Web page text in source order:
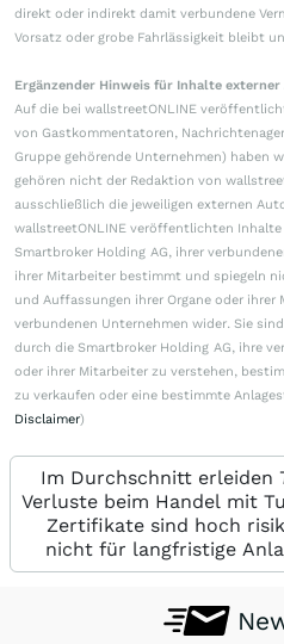
direkt oder indirekt damit verbundene
Vorsatz oder grobe Fahrlässigkeit bleibt
Ergänzender Hinweis für Inhalte
Auf die bei wallstreetONLINE
von Gastkommentatoren,
Gruppe gehörende Unternehmen) haben
gehören nicht der Redaktion von
ausschließlich die jeweiligen externen
wallstreetONLINE veröffentlichten
Smartbroker Holding AG, ihrer
ihrer Mitarbeiter bestimmt und spiegeln
und Auffassungen ihrer Organe oder ihrer
verbundenen Unternehmen wider. Sie
durch die Smartbroker Holding AG, ihre
oder ihrer Mitarbeiter zu verstehen,
zu verkaufen oder eine bestimmte
Disclaimer)
Im Durchschnitt erleiden
Verluste beim Handel mit
Zertifikate sind hoch
nicht für langfristige